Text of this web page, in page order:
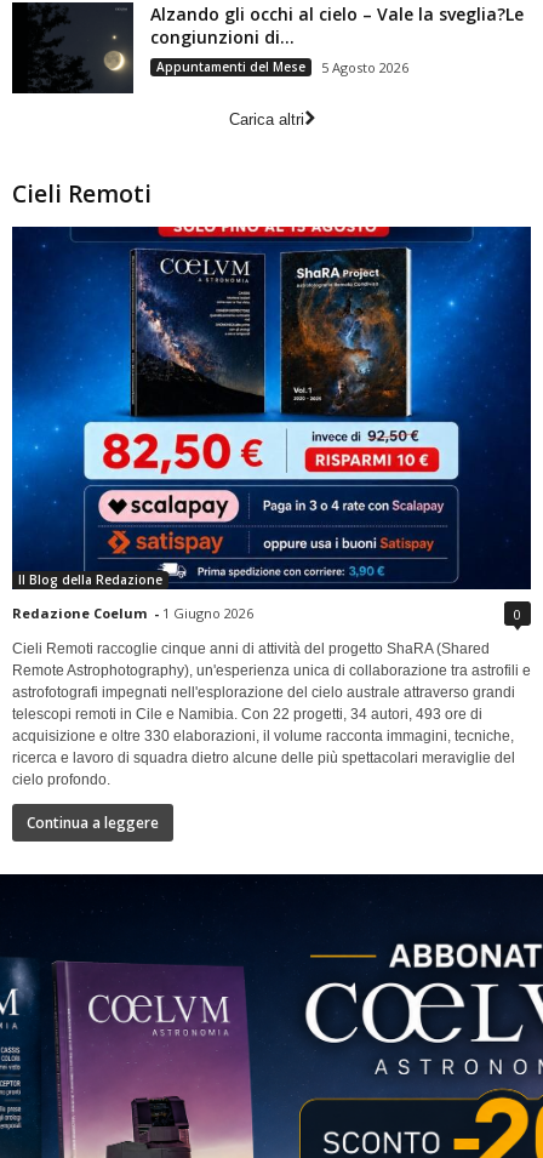
Alzando gli occhi al cielo – Vale la sveglia?Le
congiunzioni di...
Appuntamenti del Mese 5 Agosto 2026
Carica altri
Cieli Remoti
Il Blog della Redazione
Redazione Coelum - 1 Giugno 2026 0
Cieli Remoti raccoglie cinque anni di attività del progetto ShaRA (Shared
Remote Astrophotography), un'esperienza unica di collaborazione tra astrofili e
astrofotografi impegnati nell'esplorazione del cielo australe attraverso grandi
telescopi remoti in Cile e Namibia. Con 22 progetti, 34 autori, 493 ore di
acquisizione e oltre 330 elaborazioni, il volume racconta immagini, tecniche,
ricerca e lavoro di squadra dietro alcune delle più spettacolari meraviglie del
cielo profondo.
Continua a leggere